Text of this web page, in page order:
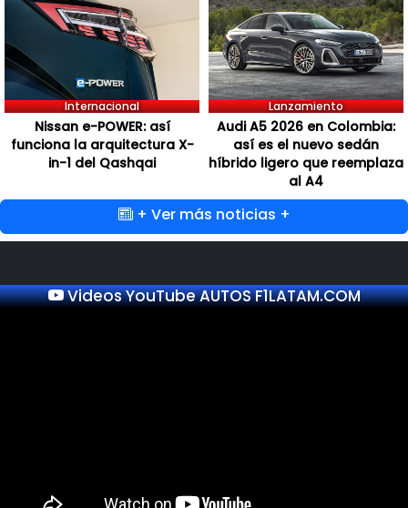
Internacional
Nissan e-POWER: así
funciona la arquitectura X-
in-1 del Qashqai
Lanzamiento
Audi A5 2026 en Colombia:
así es el nuevo sedán
híbrido ligero que reemplaza
al A4
+ Ver más noticias +
Videos YouTube AUTOS F1LATAM.COM